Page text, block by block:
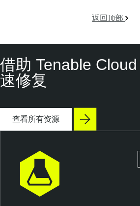
返回顶部
借助 Tenable
速修复
查看所有资源